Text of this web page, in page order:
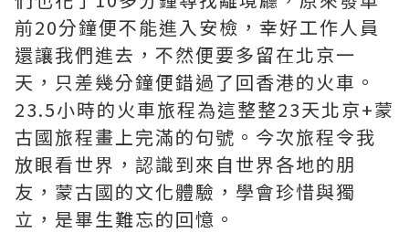
前20分鐘便不能進入安檢，幸好工作人員
還讓我們進去，不然便要多留在北京一
天，只差幾分鐘便錯過了回香港的火車。
23.5小時的火車旅程為這整整23天北京+蒙
古國旅程畫上完滿的句號。今次旅程令我
放眼看世界，認識到來自世界各地的朋
友，蒙古國的文化體驗，學會珍惜與獨
立，是畢生難忘的回憶。